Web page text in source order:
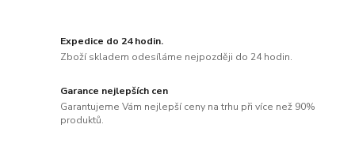
Expedice do 24 hodin.
Zboží skladem odesíláme nejpozději do 24 hodin.
Garance nejlepších cen
Garantujeme Vám nejlepší ceny na trhu při více než 90%
produktů.